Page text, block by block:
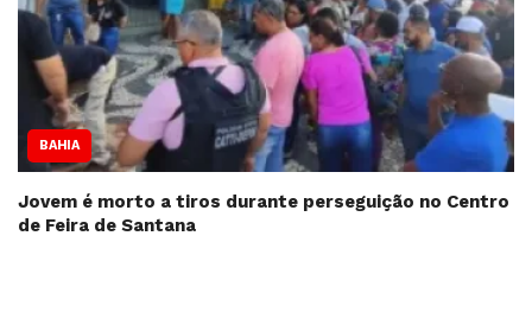
BAHIA
Jovem é morto a tiros durante perseguição no Centro
de Feira de Santana